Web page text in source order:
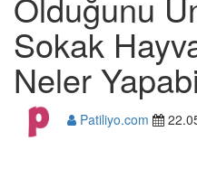
Sokak
Neler
Patiliyo.com